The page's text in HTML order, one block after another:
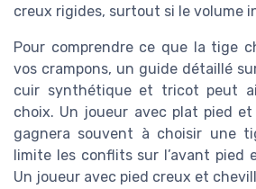
creux rigides, surtout si le volume
Pour comprendre ce que la tige
vos crampons, un guide détaillé
cuir synthétique et tricot peut
choix. Un joueur avec plat pied
gagnera souvent à choisir une
limite les conflits sur l’avant pied
Un joueur avec pied creux et